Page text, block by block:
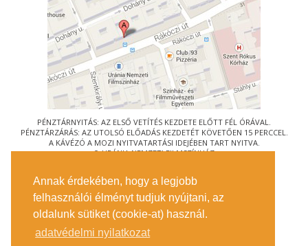
Annak érdekében, hogy a legjobb
felhasználói élményt tudjuk nyújtani, az
oldalunk sütiket (cookie-at) használ.
adatvédelmi nyilatkozat
PÉNZTÁRNYITÁS: AZ ELSŐ VETÍTÉS KEZDETE ELŐTT FÉL ÓRÁVAL.
PÉNZTÁRZÁRÁS: AZ UTOLSÓ ELŐADÁS KEZDETÉT KÖVETŐEN 15 PERCCEL.
A KÁVÉZÓ A MOZI NYITVATARTÁSI IDEJÉBEN TART NYITVA.
© URÁNIA NEMZETI FILMSZÍNHÁZ
1088 BUDAPEST, RÁKÓCZI ÚT 21.
MEGKÖZELÍTÉS
JEGYINFORMÁCIÓ
ÍRJON NEKÜNK!
KÖZÉRDEKŰ ADATOK